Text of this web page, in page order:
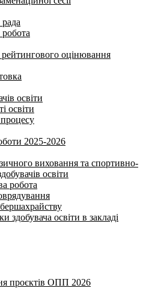
оцінювання
освіти
освіти
2025-2026
виховання та спортивно-
освіти
робота
здобувача освіти в закладі
проєктів ОПП 2026